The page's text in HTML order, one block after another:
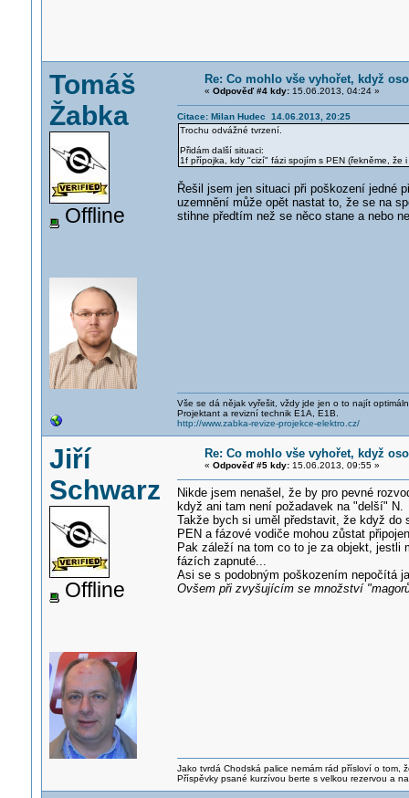
Tomáš
Žabka
Offline
Re: Co mohlo vše vyhořet, když
« Odpověď #4 kdy:15.06.2013, 04:24 »
Citace: Milan Hudec 14.06.2013, 20:25
Trochu odvážné tvrzení.
Přidám další situaci:
1f přípojka, kdy "cizí" fázi spojím s PEN (řekněme, že
Řešil jsem jen situaci při poškození jedné
uzemnění může opět nastat to, že se na
stihne předtím než se něco stane a nebo
Vše se dá nějak vyřešit, vždy jde jen o to najít
Projektant a revizní technik E1A, E1B.
http://www.zabka-revize-projekce-elektro.cz/
Jiří
Schwarz
Offline
Re: Co mohlo vše vyhořet, když
« Odpověď #5 kdy:15.06.2013, 09:55 »
Nikde jsem nenašel, že by pro pevné
když ani tam není požadavek na "delší" N.
Takže bych si uměl představit, že když
PEN a fázové vodiče mohou zůstat
Pak záleží na tom co to je za objekt, jestli
fázích zapnuté...
Asi se s podobným poškozením nepočítá
Ovšem při zvyšujícím se množství
Jako tvrdá Chodská palice nemám rád přísloví o tom,
Příspěvky psané kurzívou berte s velkou rezervou a